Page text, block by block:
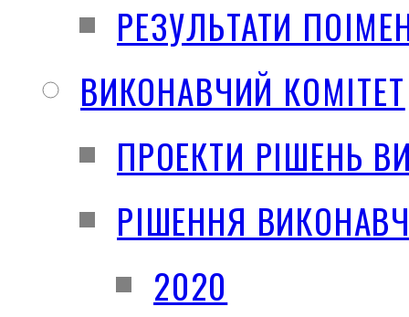
РЕЗУЛЬТАТИ
ВИКОНАВЧИЙ КОМІТЕТ
ПРОЕКТИ РІШЕНЬ
РІШЕННЯ
2020